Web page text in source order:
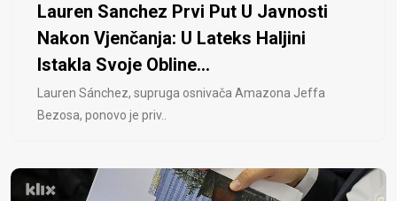
Lauren Sanchez Prvi Put U Javnosti
Nakon Vjenčanja: U Lateks Haljini
Istakla Svoje Obline...
Lauren Sánchez, supruga osnivača Amazona Jeffa
Bezosa, ponovo je priv..